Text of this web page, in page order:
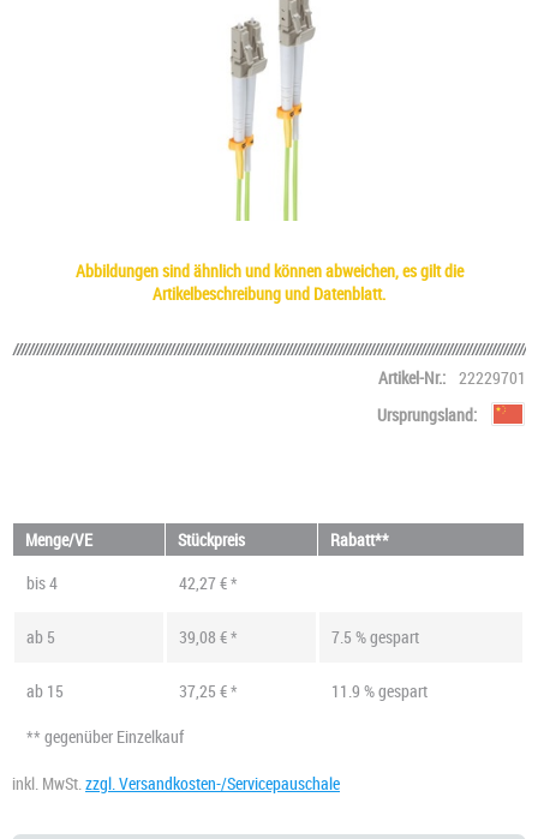
Abbildungen sind ähnlich und können abweichen, es gilt die
Artikelbeschreibung und Datenblatt.
Artikel-Nr.: 22229701
Ursprungsland:
Menge/VE Stückpreis
Rabatt**
bis4 42,27 € *
ab 5 39,08 € * 7.5 % gespart
ab 15 37,25 € *
11.9 % gespart
** gegenüber Einzelkauf
inkl. MwSt. zzgl. Versandkosten-/Servicepauschale